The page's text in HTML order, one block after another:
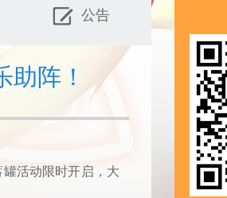
公告
阵！
活动限时开启，大